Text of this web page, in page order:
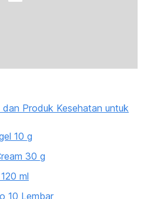
Produk Kesehatan untuk
10 g
30 g
ml
10 Lembar